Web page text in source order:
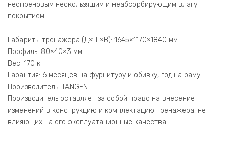
неопреновым нескользящим и неабсорбирующим влагу
покрытием.
Габариты тренажера (Д×Ш×В): 1645×1170×1840 мм.
Профиль: 80×40×3 мм.
Вес: 170 кг.
Гарантия: 6 месяцев на фурнитуру и обивку, год на раму.
Производитель: TANGEN.
Производитель оставляет за собой право на внесение
изменений в конструкцию и комплектацию тренажера, не
влияющих на его эксплуатационные качества.